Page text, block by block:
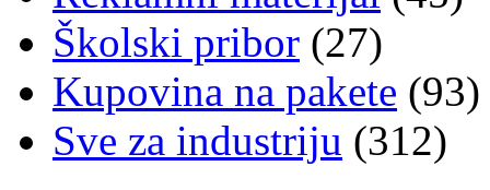
Školski pribor (27)
Kupovina na pakete (93)
Sve za industriju (312)